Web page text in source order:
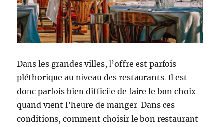
Dans les grandes villes, l’offre est parfois
pléthorique au niveau des restaurants. Il est
donc parfois bien difficile de faire le bon choix
quand vient l’heure de manger. Dans ces
conditions, comment choisir le bon restaurant